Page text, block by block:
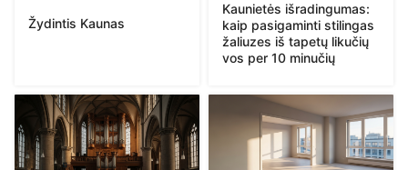
Žydintis Kaunas
Kaunietės išradingumas:
kaip pasigaminti stilingas
žaliuzes iš tapetų likučių
vos per 10 minučių